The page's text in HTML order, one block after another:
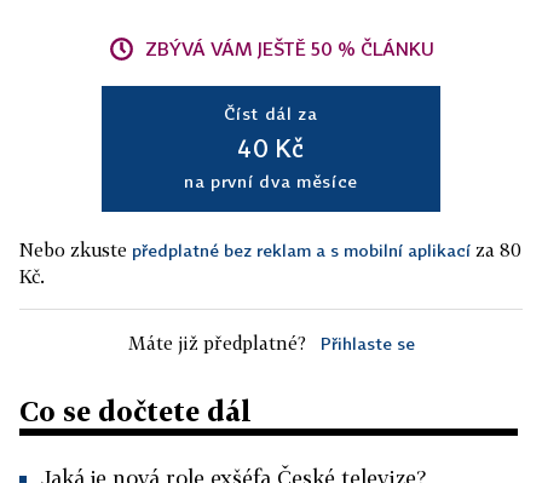
ZBÝVÁ VÁM JEŠTĚ 50 % ČLÁNKU
Číst dál za
40 Kč
na první dva měsíce
Nebo zkuste předplatné bez reklam a s mobilní aplikací za 80
Kč.
Máte již předplatné? Přihlaste se
Co se dočtete dál
Jaká je nová role exšéfa České televize?